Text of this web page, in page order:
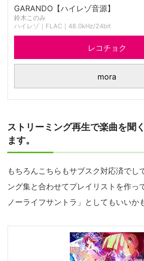
GARANDO【ハイレゾ音源】
鈴木このみ
ハイレゾ｜FLAC｜48.0kHz/24bit
レコチョク
mora
ストリーミング再生で楽曲を聞
ます。
もちろんこちらもサブスク対応済でし
ング集と合わせてプレイリストを作っ
ノーライフサントラ」としてもいいか